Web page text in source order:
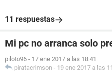
11 respuestas
Mi pc no arranca solo
piloto96 - 17 ene 2017 a las 18:41
piratacrimson - 19 ene 2017 a las